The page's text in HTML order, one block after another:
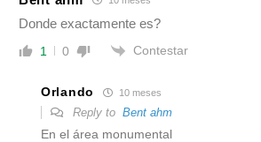
Donde exactamente es?
1 0 Contestar
Orlando 10 meses
Reply to Bent ahm
En el área monumental